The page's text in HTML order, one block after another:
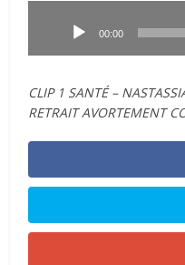
00:00
CLIP 1 SANTÉ –
RETRAIT AVORTEMENT